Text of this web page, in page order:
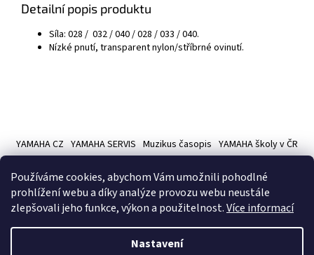
Používáme cookies, abychom Vám umožnili pohodlné
prohlížení webu a díky analýze provozu webu neustále
zlepšovali jeho funkce, výkon a použitelnost.Více informací
Nastavení
Detailní popis produktu
Síla: 028 / 032 / 040 / 028 / 033 / 040.
Nízké pnutí, transparent nylon/stříbrné ovinutí.
p
YAMAHA CZ YAMAHA SERVIS Muzikus časopis YAMAHA školy v ČR